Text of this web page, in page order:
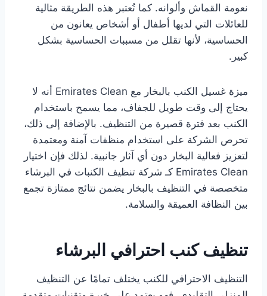
نعومة القماش وألوانه. كما تُعتبر هذه الطريقة مثالية
للعائلات التي لديها أطفال أو أشخاص يعانون من
الحساسية، لأنها تقلل من مسببات الحساسية بشكل
كبير.
ميزة غسيل الكنب بالبخار مع Emirates Clean أنه لا
يحتاج إلى وقت طويل للجفاف، مما يسمح باستخدام
الكنب بعد فترة قصيرة من التنظيف. بالإضافة إلى ذلك،
تحرص الشركة على استخدام منظفات آمنة ومعتمدة
لتعزيز فعالية البخار دون أي آثار جانبية. لذلك فإن اختيار
Emirates Clean كـ شركة تنظيف الكنبات في البرشاء
متخصصة في التنظيف بالبخار يضمن نتائج ممتازة تجمع
بين النظافة العميقة والسلامة.
تنظيف كنب احترافي البرشاء
التنظيف الاحترافي للكنب يختلف تمامًا عن التنظيف